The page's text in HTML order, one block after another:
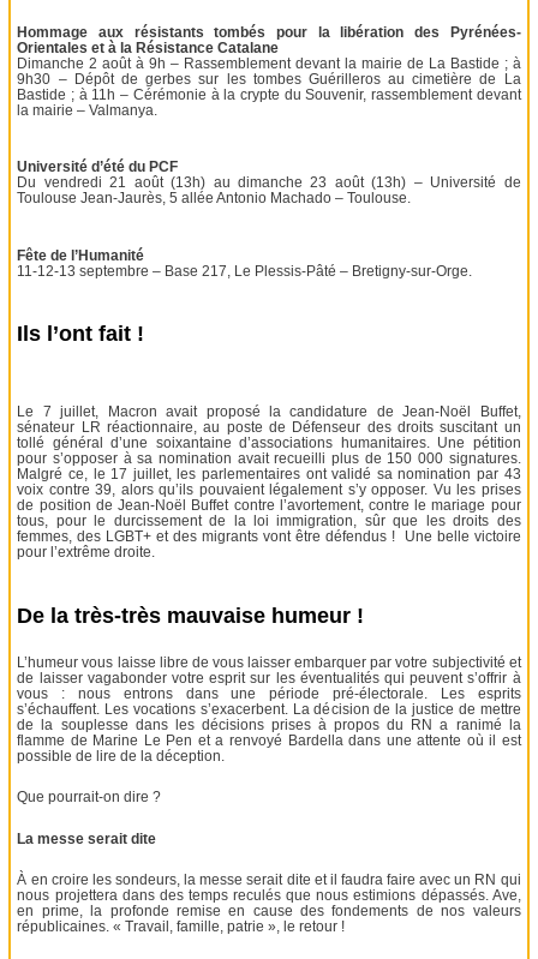
Hommage aux résistants tombés pour la libération des Pyrénées-
Orientales et à la Résistance Catalane
Dimanche 2 août à 9h – Rassemblement devant la mairie de La Bastide ; à
9h30 – Dépôt de gerbes sur les tombes Guérilleros au cimetière de La
Bastide ; à 11h – Cérémonie à la crypte du Souvenir, rassemblement devant
la mairie – Valmanya.
Université d’été du PCF
Du vendredi 21 août (13h) au dimanche 23 août (13h) – Université de
Toulouse Jean-Jaurès, 5 allée Antonio Machado – Toulouse.
Fête de l’Humanité
11-12-13 septembre – Base 217, Le Plessis-Pâté – Bretigny-sur-Orge.
Ils l’ont fait !
Le 7 juillet, Macron avait proposé la candidature de Jean-Noël Buffet,
sénateur LR réactionnaire, au poste de Défenseur des droits suscitant un
tollé général d’une soixantaine d’associations humanitaires. Une pétition
pour s’opposer à sa nomination avait recueilli plus de 150 000 signatures.
Malgré ce, le 17 juillet, les parlementaires ont validé sa nomination par 43
voix contre 39, alors qu’ils pouvaient légalement s’y opposer. Vu les prises
de position de Jean-Noël Buffet contre l’avortement, contre le mariage pour
tous, pour le durcissement de la loi immigration, sûr que les droits des
femmes, des LGBT+ et des migrants vont être défendus ! Une belle victoire
pour l’extrême droite.
De la très-très mauvaise humeur !
L’humeur vous laisse libre de vous laisser embarquer par votre subjectivité et
de laisser vagabonder votre esprit sur les éventualités qui peuvent s’offrir à
vous : nous entrons dans une période pré-électorale. Les esprits
s’échauffent. Les vocations s’exacerbent. La décision de la justice de mettre
de la souplesse dans les décisions prises à propos du RN a ranimé la
flamme de Marine Le Pen et a renvoyé Bardella dans une attente où il est
possible de lire de la déception.
Que pourrait-on dire ?
La messe serait dite
À en croire les sondeurs, la messe serait dite et il faudra faire avec un RN qui
nous projettera dans des temps reculés que nous estimions dépassés. Ave,
en prime, la profonde remise en cause des fondements de nos valeurs
républicaines. « Travail, famille, patrie », le retour !